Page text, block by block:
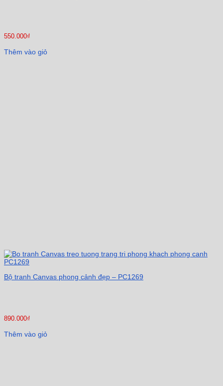
550.000₫
Thêm vào giỏ
Bộ tranh Canvas phong cảnh đẹp – PC1269
890.000₫
Thêm vào giỏ